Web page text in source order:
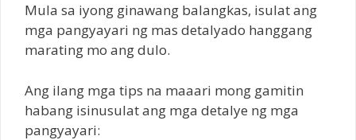
Mula sa iyong ginawang balangkas, isulat ang
mga pangyayari ng mas detalyado hanggang
marating mo ang dulo.
Ang ilang mga tips na maaari mong gamitin
habang isinusulat ang mga detalye ng mga
pangyayari: